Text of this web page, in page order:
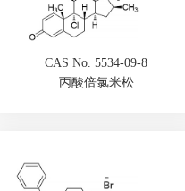
CAS No. 5534-09-8
丙酸倍氯米松